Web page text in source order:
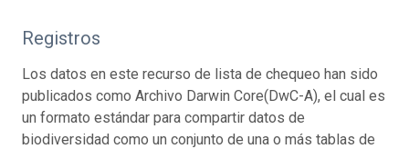
Registros
Los datos en este recurso de lista de chequeo han sido
publicados como Archivo Darwin Core(DwC-A), el cual es
un formato estándar para compartir datos de
biodiversidad como un conjunto de una o más tablas de